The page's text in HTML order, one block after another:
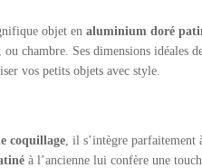
objet en aluminium doré
chambre. Ses dimensions idéales
vos petits objets avec style.
coquillage, il s’intègre parfaitement
à l’ancienne lui confère une